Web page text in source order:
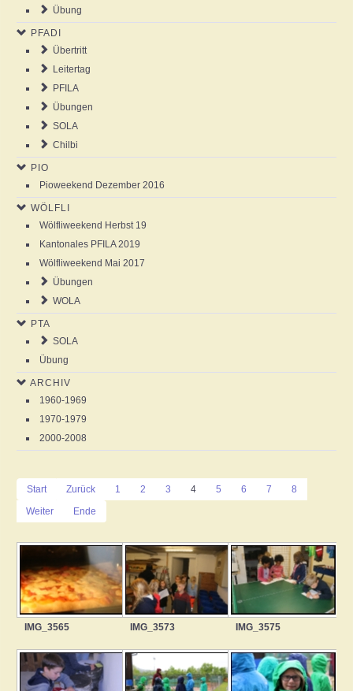
NEWS
AGENDA
ABOUT US
ANSCHLAG
GALLERY
Übung
PFADI
Übertritt
Leitertag
PFILA
Übungen
SOLA
Chilbi
PIO
Pioweekend Dezember 2016
WÖLFLI
Wölfliweekend Herbst 19
Kantonales PFILA 2019
Wölfliweekend Mai 2017
Übungen
WOLA
PTA
SOLA
Übung
ARCHIV
1960-1969
1970-1979
2000-2008
Start Zurück 1 2 3 4 5 6 7
8
Weiter
Ende
IMG_3565 IMG_3573 IMG_3575